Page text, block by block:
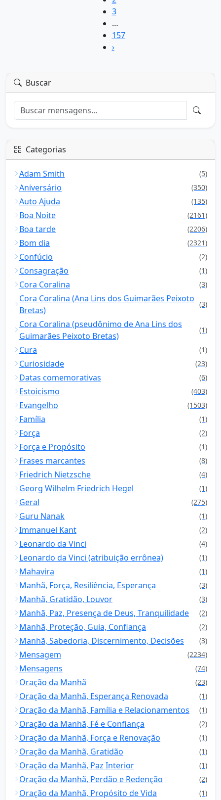
3
…
157
›
Buscar
Categorias
Adam Smith (5)
Aniversário (350)
Auto Ajuda (135)
Boa Noite (2161)
Boa tarde (2206)
Bom dia (2321)
Confúcio (2)
Consagração (1)
Cora Coralina (3)
Cora Coralina (Ana Lins dos Guimarães Peixoto
Bretas)
(3)
Cora Coralina (pseudônimo de Ana Lins dos
Guimarães Peixoto Bretas)
(1)
Cura (1)
Curiosidade (23)
Datas comemorativas (6)
Estoicismo (403)
Evangelho (1503)
Família (1)
Força (2)
Força e Propósito (1)
Frases marcantes (8)
Friedrich Nietzsche (4)
Georg Wilhelm Friedrich Hegel (1)
Geral (275)
Guru Nanak (1)
Immanuel Kant (2)
Leonardo da Vinci (4)
Leonardo da Vinci (atribuição errônea) (1)
Mahavira (1)
Manhã, Força, Resiliência, Esperança (3)
Manhã, Gratidão, Louvor (3)
Manhã, Paz, Presença de Deus, Tranquilidade (2)
Manhã, Proteção, Guia, Confiança (2)
Manhã, Sabedoria, Discernimento, Decisões (3)
Mensagem (2234)
Mensagens (74)
Oração da Manhã (23)
Oração da Manhã, Esperança Renovada (1)
Oração da Manhã, Família e Relacionamentos (1)
Oração da Manhã, Fé e Confiança (2)
Oração da Manhã, Força e Renovação (1)
Oração da Manhã, Gratidão (1)
Oração da Manhã, Paz Interior (1)
Oração da Manhã, Perdão e Redenção (2)
Oração da Manhã, Propósito de Vida (1)